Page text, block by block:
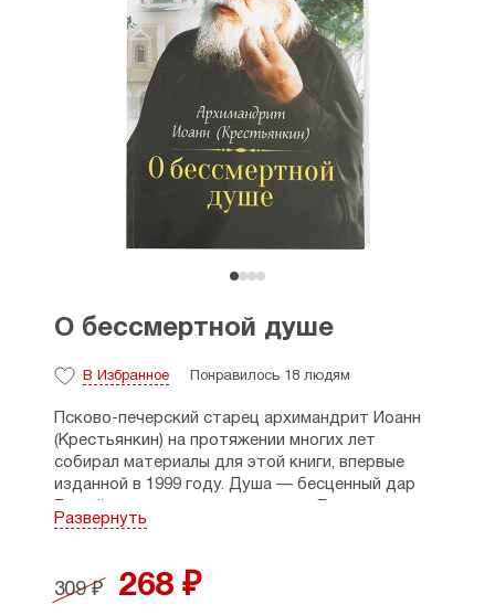
О бессмертной душе
В Избранное Понравилось 18 людям
Псково-печерский старец архимандрит Иоанн
(Крестьянкин) на протяжении многих лет
собирал материалы для этой книги, впервые
изданной в 1999 году. Душа — бесценный дар
и создана Богом при творении человека,
это жизненное начало и наш внутренний храм.
Она проста, как мысль, и быстра, как молния.
Развернуть
309 ₽ 268 ₽